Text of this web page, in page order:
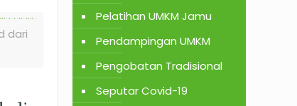
dari
Pelatihan UMKM Jamu
Pendampingan UMKM
Pengobatan Tradisional
Seputar Covid-19